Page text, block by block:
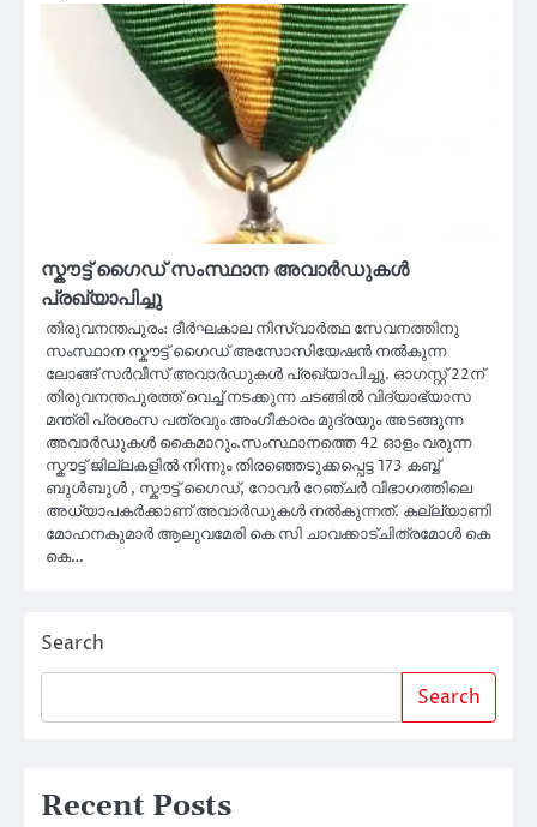
സ്കൗട്ട് ഗൈഡ് സംസ്ഥാന അവാർഡുകൾ
പ്രഖ്യാപിച്ചു
തിരുവനന്തപുരം: ദീർഘകാല നിസ്വാർത്ഥ സേവനത്തിനു
സംസ്ഥാന സ്കൗട്ട് ഗൈഡ് അസോസിയേഷൻ നൽകുന്ന
ലോങ്ങ് സർവീസ് അവാർഡുകൾ പ്രഖ്യാപിച്ചു. ഓഗസ്റ്റ് 22ന്
തിരുവനന്തപുരത്ത് വെച്ച് നടക്കുന്ന ചടങ്ങിൽ വിദ്യാഭ്യാസ
മന്ത്രി പ്രശംസ പത്രവും അംഗീകാരം മുദ്രയും അടങ്ങുന്ന
അവാർഡുകൾ കൈമാറും.സംസ്ഥാനത്തെ 42 ഓളം വരുന്ന
സ്കൗട്ട് ജില്ലകളിൽ നിന്നും തിരഞ്ഞെടുക്കപ്പെട്ട 173 കബ്ബ്
ബുൾബുൾ , സ്കൗട്ട് ഗൈഡ്, റോവർ റേഞ്ചർ വിഭാഗത്തിലെ
അധ്യാപകർക്കാണ് അവാർഡുകൾ നൽകുന്നത്. കല്ല്യാണി
മോഹനകുമാർ ആലുവമേരി കെ സി ചാവക്കാട്ചിത്രമോൾ കെ
കെ…
Search
Search
Recent Posts